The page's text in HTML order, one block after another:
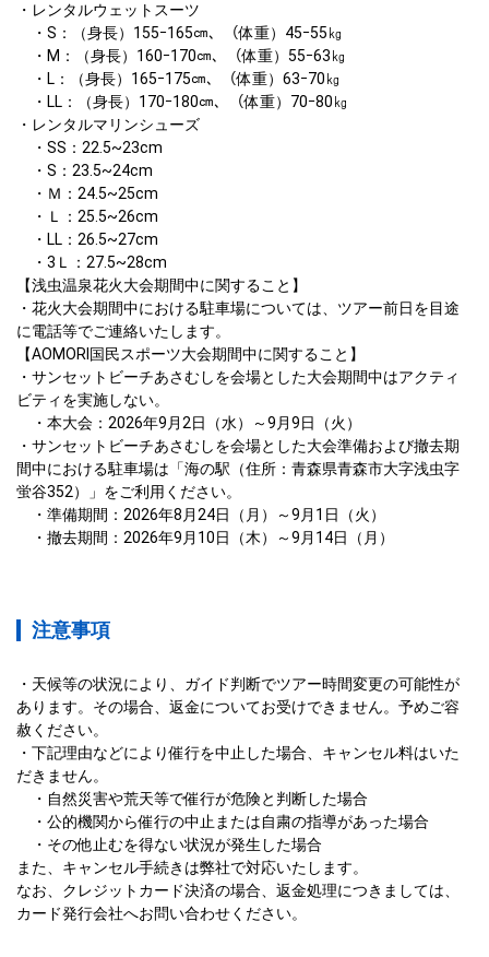
・レンタルウェットスーツ
・S：（身長）155ｰ165㎝、（体重）45ｰ55㎏
・M：（身長）160ｰ170㎝、（体重）55ｰ63㎏
・L：（身長）165ｰ175㎝、（体重）63ｰ70㎏
・LL：（身長）170ｰ180㎝、（体重）70ｰ80㎏
・レンタルマリンシューズ
・SS：22.5~23cm
・S：23.5~24cm
・Ｍ：24.5~25cm
・Ｌ：25.5~26cm
・LL：26.5~27cm
・3Ｌ：27.5~28cm
【浅虫温泉花火大会期間中に関すること】
・花火大会期間中における駐車場については、ツアー前日を目途
に電話等でご連絡いたします。
【AOMORI国民スポーツ大会期間中に関すること】
・サンセットビーチあさむしを会場とした大会期間中はアクティ
ビティを実施しない。
・本大会：2026年9月2日（水）～9月9日（火）
・サンセットビーチあさむしを会場とした大会準備および撤去期
間中における駐車場は「海の駅（住所：青森県青森市大字浅虫字
蛍谷352）」をご利用ください。
・準備期間：2026年8月24日（月）～9月1日（火）
・撤去期間：2026年9月10日（木）～9月14日（月）
注意事項
・天候等の状況により、ガイド判断でツアー時間変更の可能性が
あります。その場合、返金についてお受けできません。予めご容
赦ください。
・下記理由などにより催行を中止した場合、キャンセル料はいた
だきません。
・自然災害や荒天等で催行が危険と判断した場合
・公的機関から催行の中止または自粛の指導があった場合
・その他止むを得ない状況が発生した場合
また、キャンセル手続きは弊社で対応いたします。
なお、クレジットカード決済の場合、返金処理につきましては、
カード発行会社へお問い合わせください。